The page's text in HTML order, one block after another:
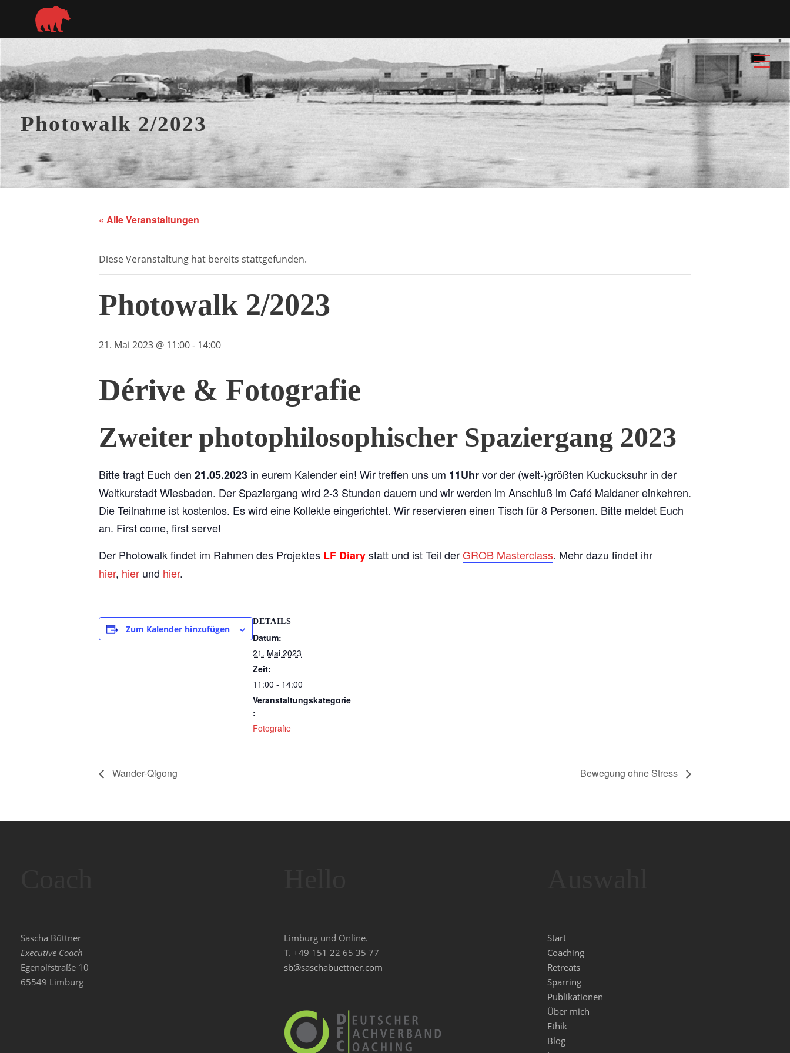
Photowalk 2/2023
« Alle Veranstaltungen
Diese Veranstaltung hat bereits stattgefunden.
Photowalk 2/2023
21. Mai 2023 @ 11:00- 14:00
Dérive & Fotografie
Zweiter photophilosophischer Spaziergang 2023
Bitte tragt Euch den 21.05.2023 in eurem Kalender ein! Wir treffen uns um 11Uhrvor der (welt-)größten Kuckucksuhr in der
Weltkurstadt Wiesbaden. Der Spaziergang wird 2-3 Stunden dauern und wir werden im Anschluß im Café Maldaner einkehren.
Die Teilnahme ist kostenlos. Es wird eine Kollekte eingerichtet. Wir reservieren einen Tisch für 8 Personen. Bitte meldet Euch
an. First come, first serve!
Der Photowalk findet im Rahmen des Projektes LF Diarystatt und ist Teil derGROB Masterclass. Mehr dazu findet ihr
hier, hier und hier.
Zum Kalender hinzufügen
DETAILS
Datum:
21. Mai 2023
Zeit:
11:00 - 14:00
Veranstaltungskategorie
:
Fotografie
Wander-Qigong Bewegung ohne Stress
Sascha Büttner
Executive Coach
Egenolfstraße 10
65549 Limburg
Limburg und Online.
T. +49 151 22 65 35 77
sb@saschabuettner.com
Start
Coaching
Retreats
Sparring
Publikationen
Über mich
Ethik
Blog